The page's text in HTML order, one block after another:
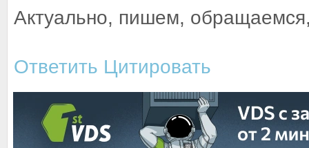
Актуально, пишем,
Ответить Цитировать